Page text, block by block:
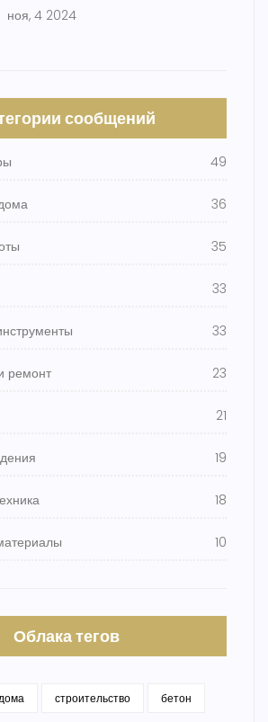
ноя, 4 2024
сообщений
49
36
35
33
33
ремонт 23
21
19
18
10
Облака тегов
строительство бетон